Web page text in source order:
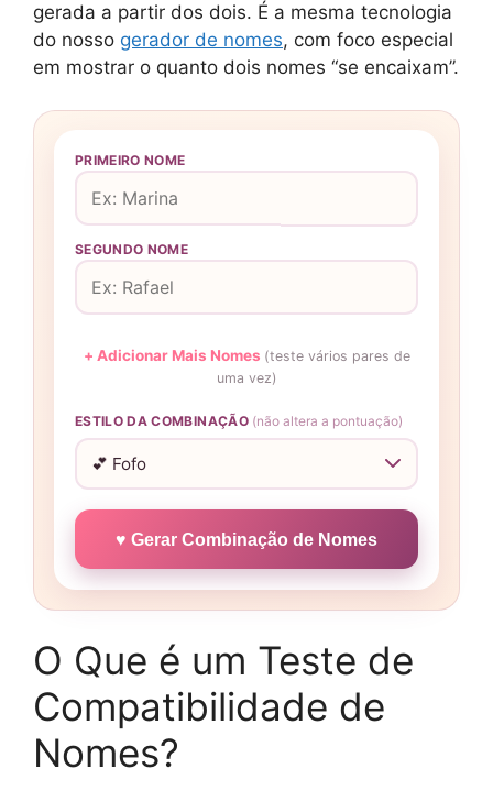
gerada a partir dos dois. É a mesma tecnologia
do nosso gerador de nomes, com foco especial
em mostrar o quanto dois nomes “se encaixam”.
PRIMEIRO NOME
SEGUNDO NOME
+ Adicionar Mais Nomes (teste vários pares de
uma vez)
ESTILO DA COMBINAÇÃO (não altera a pontuação)
♥ Gerar Combinação de Nomes
O Que é um Teste de
Compatibilidade de
Nomes?